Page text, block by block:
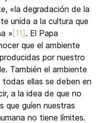
«la degradación de la
unida a la cultura que
»[11] . El Papa
que el ambiente
por nuestro
También el ambiente
ellas se deben en
a la idea de que no
que guíen nuestras
no tiene límites.